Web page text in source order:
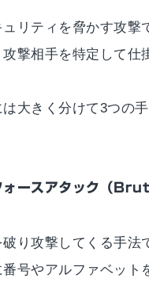
リティを脅かす攻撃
撃相手を特定して仕
大きく分けて3つの
ォースアタック（
り攻撃してくる手法
号やアルファベット